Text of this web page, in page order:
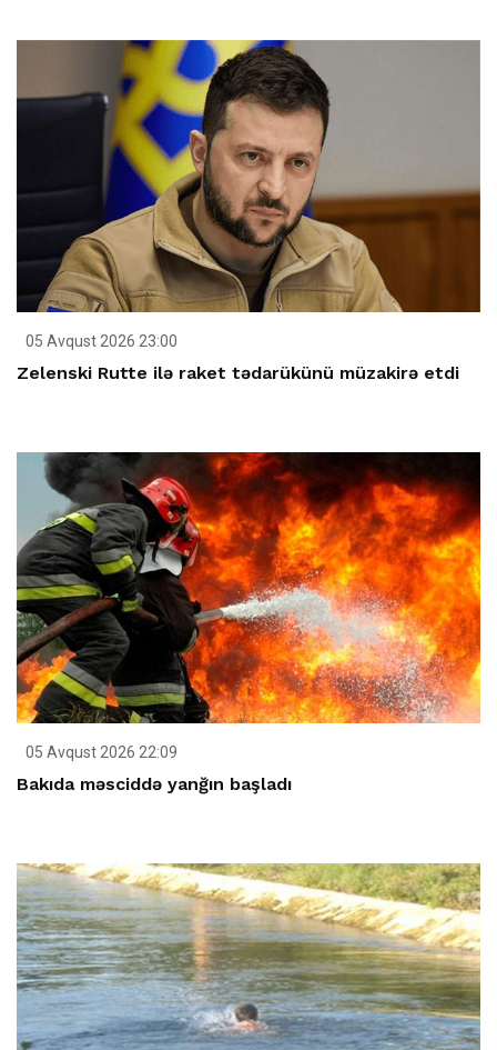
05 Avqust 2026 23:00
Zelenski Rutte ilə raket tədarükünü müzakirə etdi
05 Avqust 2026 22:09
Bakıda məsciddə yanğın başladı